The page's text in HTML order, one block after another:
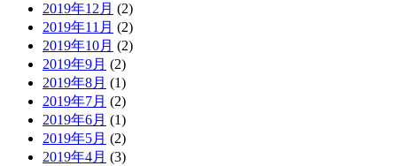
2019年12月 (2)
2019年11月 (2)
2019年10月 (2)
2019年9月 (2)
2019年8月 (1)
2019年7月 (2)
2019年6月 (1)
2019年5月 (2)
2019年4月 (3)